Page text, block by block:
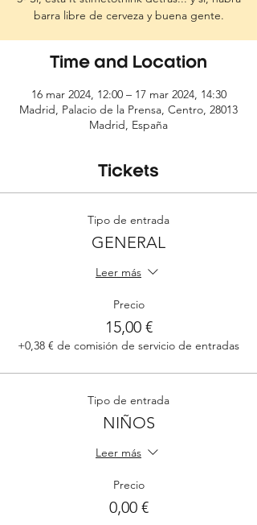
barra libre de cerveza y buena gente.
Time and Location
16 mar 2024, 12:00 – 17 mar 2024, 14:30
Madrid, Palacio de la Prensa, Centro, 28013
Madrid, España
Tickets
Tipo de entrada
GENERAL
Leer más
Precio
15,00 €
+0,38 € de comisión de servicio de entradas
Tipo de entrada
NIÑOS
Leer más
Precio
0,00 €